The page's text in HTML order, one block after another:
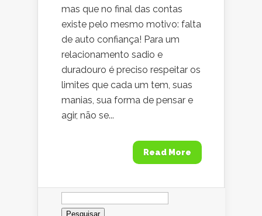
mas que no final das contas
existe pelo mesmo motivo: falta
de auto confiança! Para um
relacionamento sadio e
duradouro é preciso respeitar os
limites que cada um tem, suas
manias, sua forma de pensar e
agir, não se...
Read More
Pesquisar
por: